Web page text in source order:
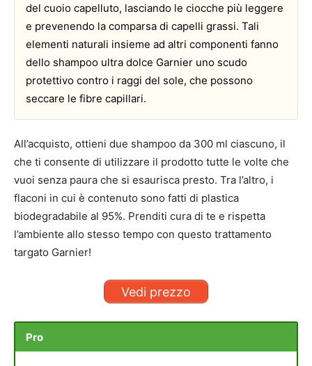
del cuoio capelluto, lasciando le ciocche più leggere
e prevenendo la comparsa di capelli grassi. Tali
elementi naturali insieme ad altri componenti fanno
dello shampoo ultra dolce Garnier uno scudo
protettivo contro i raggi del sole, che possono
seccare le fibre capillari.
All’acquisto, ottieni due shampoo da 300 ml ciascuno, il
che ti consente di utilizzare il prodotto tutte le volte che
vuoi senza paura che si esaurisca presto. Tra l’altro, i
flaconi in cui è contenuto sono fatti di plastica
biodegradabile al 95%. Prenditi cura di te e rispetta
l’ambiente allo stesso tempo con questo trattamento
targato Garnier!
Vedi prezzo
Pro